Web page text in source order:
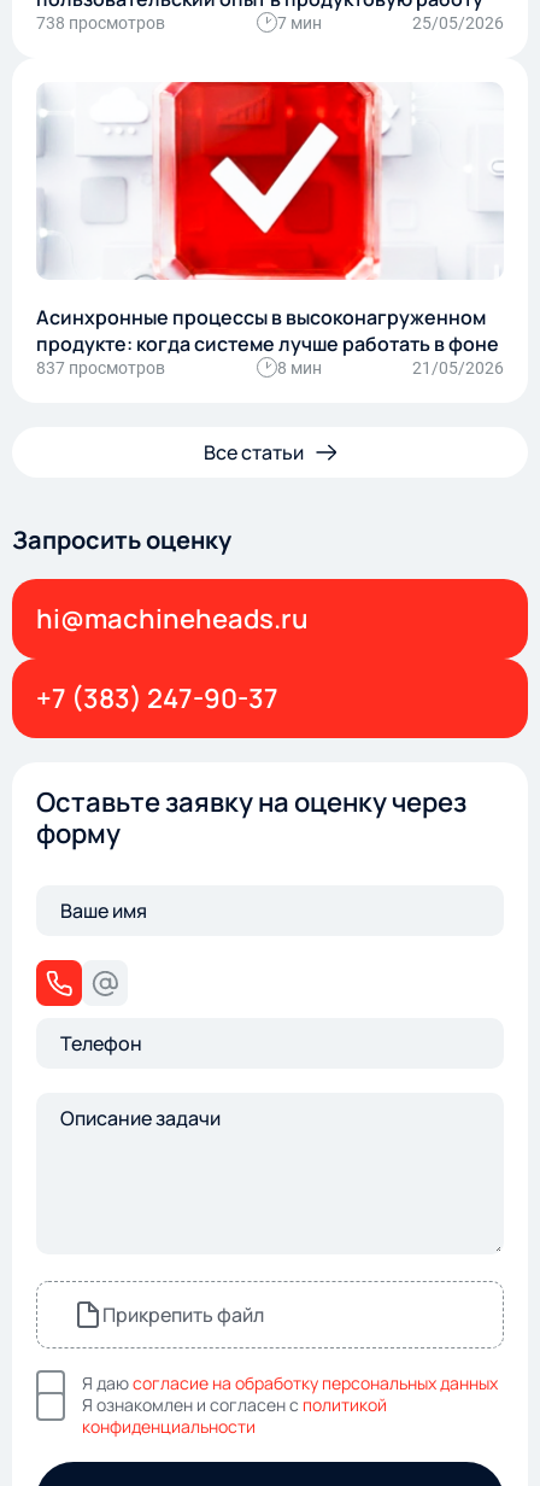
738 просмотров 7 мин 25/05/2026
Асинхронные процессы в высоконагруженном
продукте: когда системе лучше работать в фоне
837 просмотров 8 мин 21/05/2026
Все статьи
Запросить оценку
hi@machineheads.ru
+7 (383) 247-90-37
Оставьте заявку на оценку через
форму
Прикрепить файл
Я даюсогласие на обработку персональных данных
Я ознакомлен и согласен с политикой
конфиденциальности